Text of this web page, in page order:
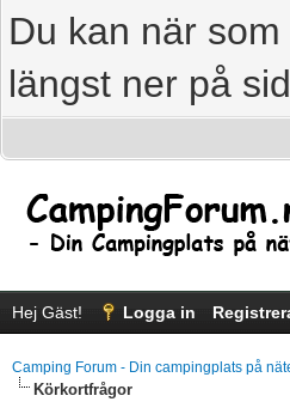
Du kan när
längst ner på
Hej Gäst! Logga in
Camping Forum - Din campingplats på
Körkortfrågor